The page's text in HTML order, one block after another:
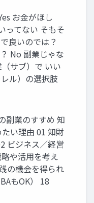
お金がほし
ってない そもそ
良いのでは？
No 副業じゃな
サブ）で いい
ル）の選択肢
副業のすすめ 知
い理由 01 知財
ビジネス／経営
や活用を考え
の機会を得られ
もOK） 18